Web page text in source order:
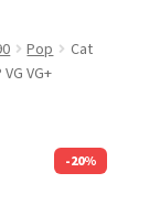
Pop
Cat
VG+
-20%